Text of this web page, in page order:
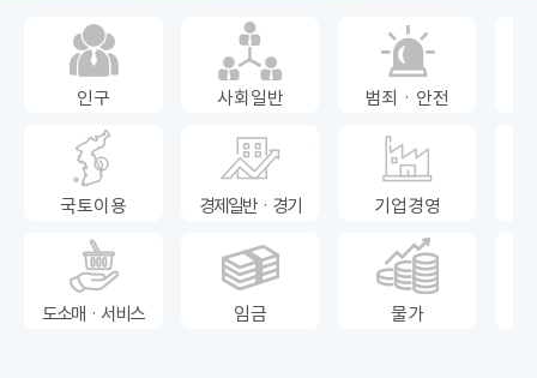
인구 사회일반 범죄ㆍ안전
국토이용 경제일반ㆍ경기 기업경영
도소매ㆍ서비스 임금 물가